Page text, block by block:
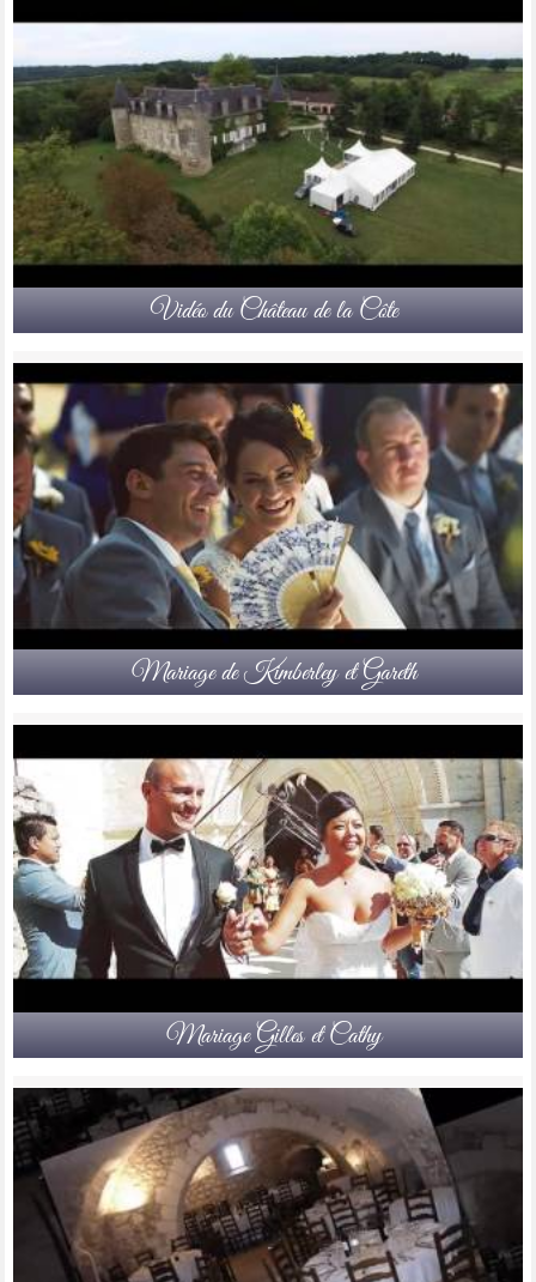
Vidéo du Château de la Côte
Mariage de Kimberley et Gareth
Mariage Gilles et Cathy